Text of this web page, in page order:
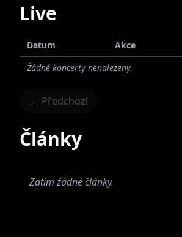
Live
Datum
Akce
Žádné koncerty nenalezeny.
← Předchozí
Články
Zatím žádné články.